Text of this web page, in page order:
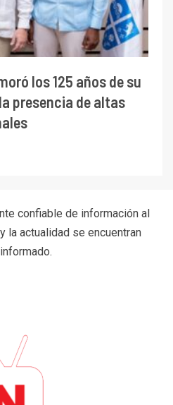
los 125 años de su
presencia de altas
confiable de información al
la actualidad se encuentran